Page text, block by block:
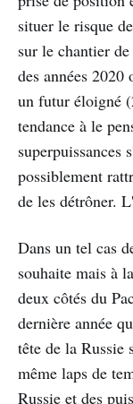
situer le risque
sur le chantier
des années 2020
un futur éloigné
tendance à le
superpuissances
possiblement
de les détrôner.
Dans un tel cas
souhaite mais à
deux côtés du
dernière année
tête de la
même laps de
Russie et des